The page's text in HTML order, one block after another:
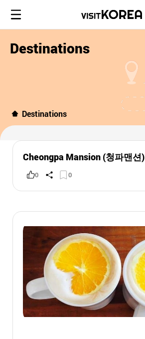
Destinations
Destinations
Cheongpa Mansion (청파맨션)
0 0